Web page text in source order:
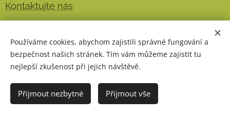
Kontaktujte nás
Kontakt
E-mail:eshopaminocom@gmail.com
Telefon:+420 733 403 400
Používáme cookies, abychom zajistili správné fungování a
bezpečnost našich stránek. Tím vám můžeme zajistit tu
nejlepší zkušenost při jejich návštěvě.
Přijmout nezbytné Přijmout vše